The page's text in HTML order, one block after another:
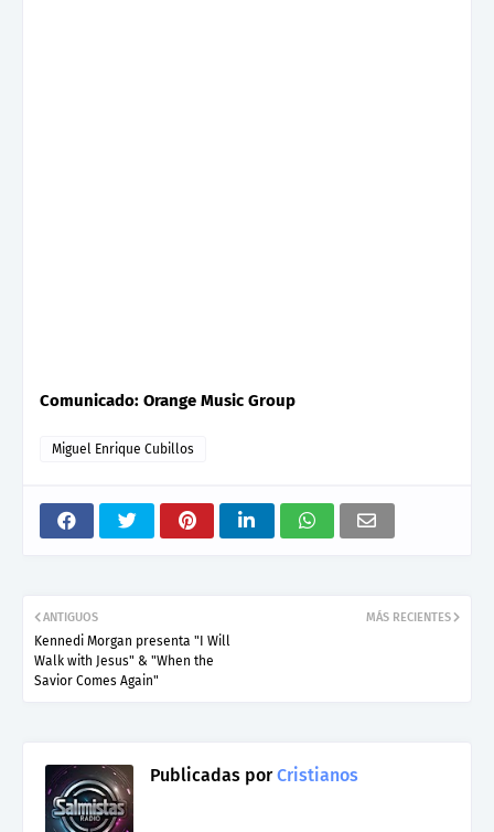
Comunicado: Orange Music Group
Miguel Enrique Cubillos
MÁS RECIENTES
ANTIGUOS
Kennedi Morgan presenta "I Will
Walk with Jesus" & "When the
Savior Comes Again"
Publicadas porCristianos